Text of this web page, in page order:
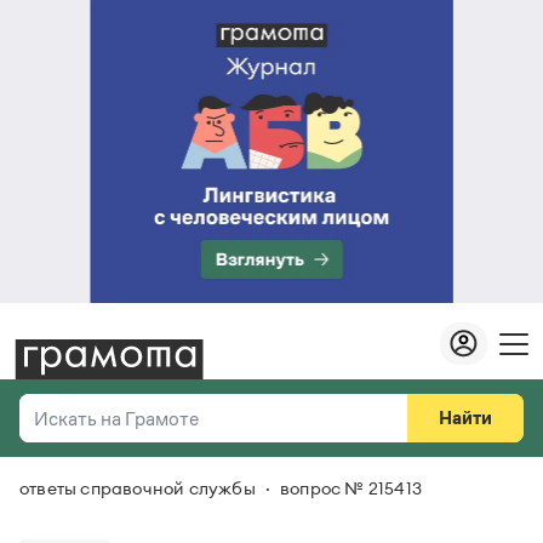
Искать на Грамоте
Справочная служба
Найти
Везде
ответы справочной службы вопрос № 215413